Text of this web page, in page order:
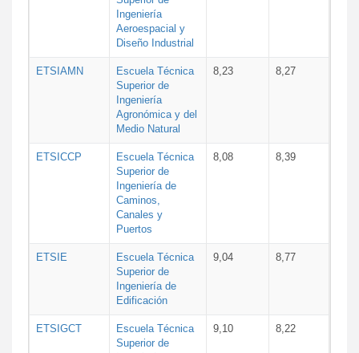
Ingeniería
Aeroespacial y
Diseño Industrial
ETSIAMN
Escuela Técnica
Superior de
Ingeniería
Agronómica y del
Medio Natural
8,23 8,27
ETSICCP
Escuela Técnica
Superior de
Ingeniería de
Caminos,
Canales y
Puertos
8,08 8,39
ETSIE
Escuela Técnica
Superior de
Ingeniería de
Edificación
9,04 8,77
ETSIGCT
Escuela Técnica
Superior de
9,10 8,22